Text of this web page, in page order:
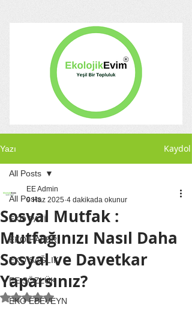
Yazı Kaydol
All Posts
EKO PATİ
EKO HABER
EKO SAĞLIK
EE SÖZLÜK
EKO EBEVEYN
All Posts
Sosyal Mutfak :
Mutfağınızı Nasıl Daha
Sosyal ve Davetkar
Yaparsınız?
EE Admin
9 Haz 2025 4 dakikada okunur
5 üzerinden NaN yıldız